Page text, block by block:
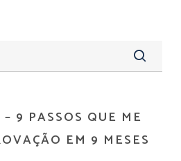
9 PASSOS QUE ME
EM 9 MESES